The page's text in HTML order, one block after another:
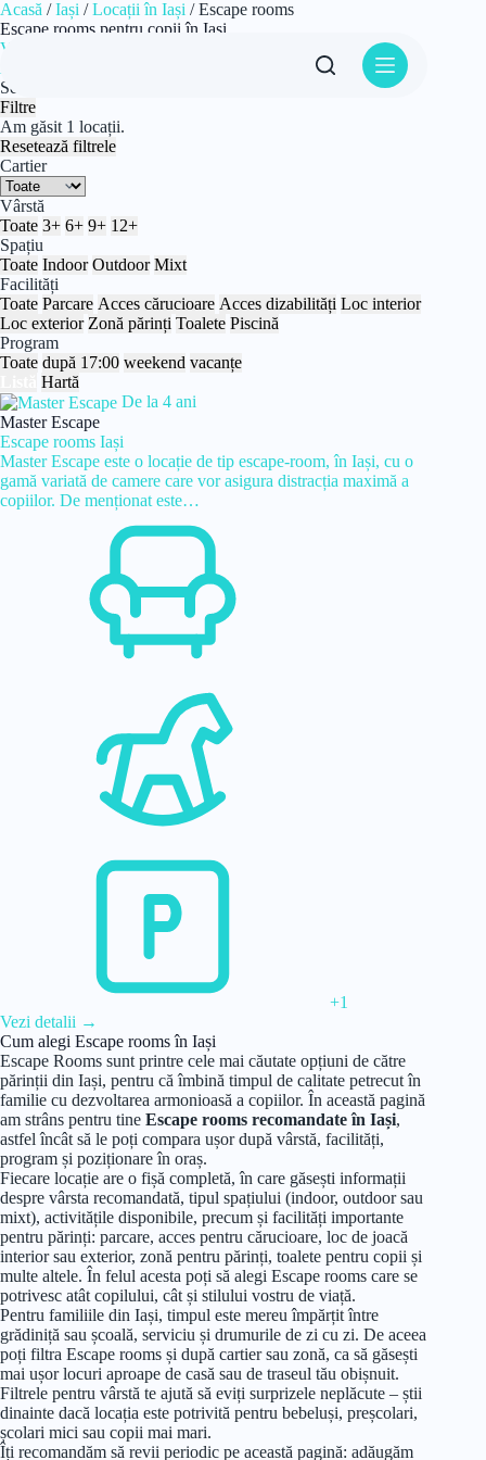
Sari
la
conținut
Acasă / Iași / Locații în Iași / Escape rooms
Escape rooms pentru copii în Iași
Vezi ghidul complet pentru Iași
Se afișează 1 locații.
Filtre
Am găsit 1 locații.
Resetează filtrele
Cartier
Vârstă
Toate 3+ 6+ 9+ 12+
Spațiu
Toate Indoor Outdoor Mixt
Facilități
Toate Parcare Acces cărucioare Acces dizabilități Loc interior
Loc exterior Zonă părinți Toalete Piscină
Program
Toate după 17:00 weekend vacanțe
Hartă
De la 4 ani
Master Escape
Escape rooms Iași
Master Escape este o locație de tip escape-room, în Iași, cu o
gamă variată de camere care vor asigura distracția maximă a
copiilor. De menționat este…
+1
Vezi detalii →
Cum alegi Escape rooms în Iași
Escape Rooms sunt printre cele mai căutate opțiuni de către
părinții din Iași, pentru că îmbină timpul de calitate petrecut în
familie cu dezvoltarea armonioasă a copiilor. În această pagină
am strâns pentru tine Escape rooms recomandate în Iași,
astfel încât să le poți compara ușor după vârstă, facilități,
program și poziționare în oraș.
Fiecare locație are o fișă completă, în care găsești informații
despre vârsta recomandată, tipul spațiului (indoor, outdoor sau
mixt), activitățile disponibile, precum și facilități importante
pentru părinți: parcare, acces pentru cărucioare, loc de joacă
interior sau exterior, zonă pentru părinți, toalete pentru copii și
multe altele. În felul acesta poți să alegi Escape rooms care se
potrivesc atât copilului, cât și stilului vostru de viață.
Pentru familiile din Iași, timpul este mereu împărțit între
grădiniță sau școală, serviciu și drumurile de zi cu zi. De aceea
poți filtra Escape rooms și după cartier sau zonă, ca să găsești
mai ușor locuri aproape de casă sau de traseul tău obișnuit.
Filtrele pentru vârstă te ajută să eviți surprizele neplăcute – știi
dinainte dacă locația este potrivită pentru bebeluși, preșcolari,
școlari mici sau copii mai mari.
Îți recomandăm să revii periodic pe această pagină: adăugăm